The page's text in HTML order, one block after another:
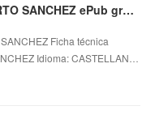
LÍNEAS CRUZADAS EBOOK ROBERTO SANCHEZ ePub gratis
Ficha técnica
Idioma: CASTELLAN…